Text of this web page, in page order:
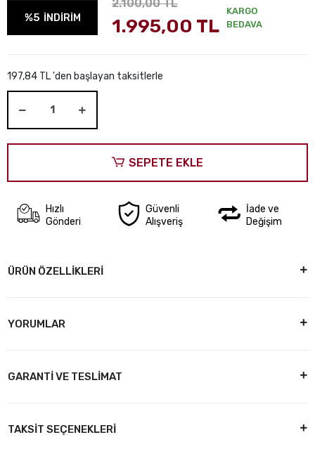
%5 İNDİRİM
2.100,00 TL
1.995,00 TL
KARGO
BEDAVA
197,84 TL 'den başlayan taksitlerle
SEPETE EKLE
Hızlı
Gönderi
Güvenli
Alışveriş
İade ve
Değişim
ÜRÜN ÖZELLİKLERİ
YORUMLAR
GARANTİ VE TESLİMAT
TAKSİT SEÇENEKLERİ